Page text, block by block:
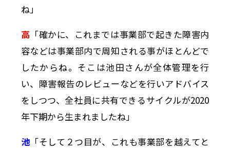
ね」
高 「確かに、これまでは事業部で起きた障害内
容などは事業部内で周知される事がほとんどで
したからね。そこは池田さんが全体管理を行
い、障害報告のレビューなどを行いアドバイス
をしつつ、全社員に共有できるサイクルが2020
年下期から生まれましたね」
池「そして２つ目が、これも事業部を越えてと